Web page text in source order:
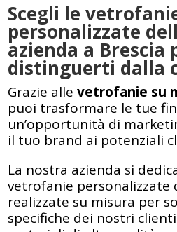
Scegli le
personalizzate
azienda a Brescia
distinguerti dalla
Grazie allevetrofanie su
puoi trasformare le tue
un’opportunità di
il tuo brand ai potenziali
La nostra azienda si
vetrofanie personalizzate
realizzate su misura per
specifiche dei nostri